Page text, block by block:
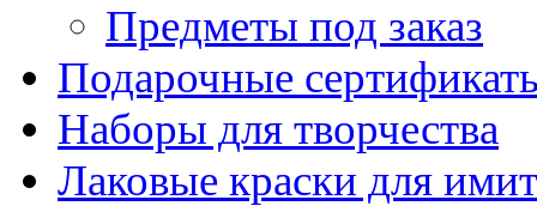
Предметы под заказ
Подарочные
Наборы для творчества
Лаковые краски для